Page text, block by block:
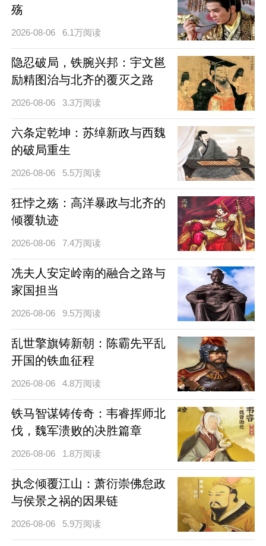
殇
2026-08-06 6.1万阅读
隐忍破局，铁腕兴邦：宇文邕
励精图治与北齐的覆灭之路
2026-08-06 3.3万阅读
六条定乾坤：苏绰新政与西魏
的破局重生
2026-08-06 5.5万阅读
狂悖之殇：高洋暴政与北齐的
倾覆轨迹
2026-08-06 7.4万阅读
冼夫人安定岭南的融合之路与
家国担当
2026-08-06 9.5万阅读
乱世擎旗铸新朝：陈霸先平乱
开国的铁血征程
2026-08-06 4.8万阅读
铁马智谋铸传奇：韦睿挥师北
伐，魏军溃败的决胜篇章
2026-08-06 1.8万阅读
执念倾覆江山：萧衍崇佛怠政
与侯景之祸的因果链
2026-08-06 5.9万阅读